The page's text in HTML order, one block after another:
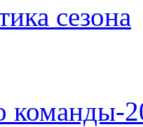
сезона
команды-